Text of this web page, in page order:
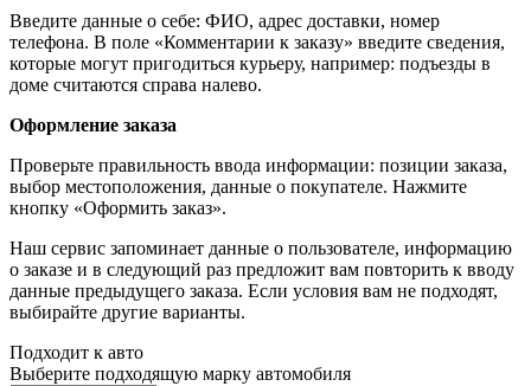
Введите данные о себе: ФИО, адрес доставки, номер
телефона. В поле «Комментарии к заказу» введите сведения,
которые могут пригодиться курьеру, например: подъезды в
доме считаются справа налево.
Оформление заказа
Проверьте правильность ввода информации: позиции заказа,
выбор местоположения, данные о покупателе. Нажмите
кнопку «Оформить заказ».
Наш сервис запоминает данные о пользователе, информацию
о заказе и в следующий раз предложит вам повторить к вводу
данные предыдущего заказа. Если условия вам не подходят,
выбирайте другие варианты.
Подходит к авто
Выберите подходящую марку автомобиля